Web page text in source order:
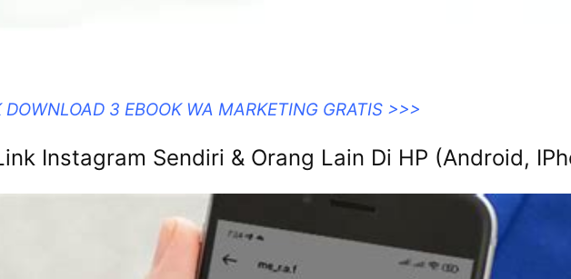
3 EBOOK WA MARKETING GRATIS >>>
Instagram Sendiri & Orang Lain Di HP (Android,